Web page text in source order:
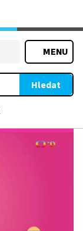
MENU
Hledat